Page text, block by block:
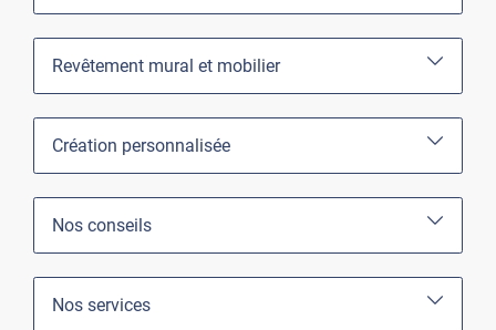
Revêtement mural et mobilier
Création personnalisée
Nos conseils
Nos services